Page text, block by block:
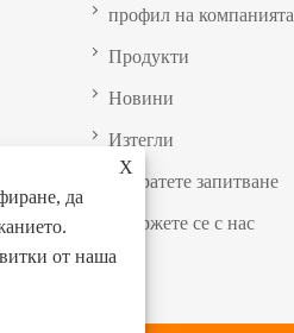
X
да
от наша
профил на компанията
Продукти
Новини
Изтегли
Изпратете запитване
Свържете се с нас